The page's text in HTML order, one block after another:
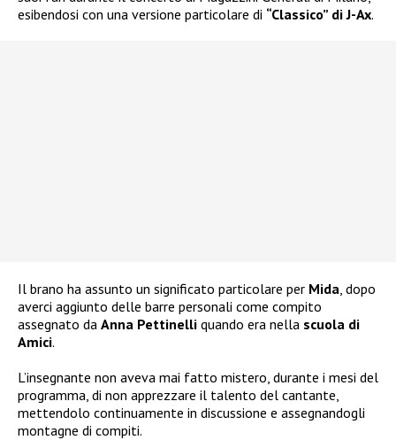
esibendosi con una versione particolare di “Classico” di J-Ax.
Il brano ha assunto un significato particolare per Mida , dopo
averci aggiunto delle barre personali come compito
assegnato da Anna Pettinelli quando era nella scuola di
Amici.
L’insegnante non aveva mai fatto mistero, durante i mesi del
programma, di non apprezzare il talento del cantante,
mettendolo continuamente in discussione e assegnandogli
montagne di compiti.